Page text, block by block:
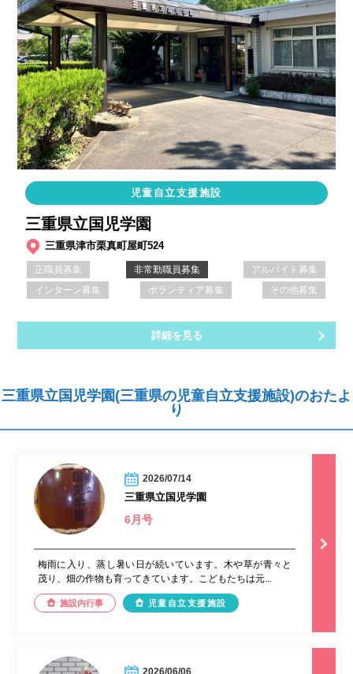
児童自立支援施設
三重県立国児学園
三重県津市栗真町屋町524
正職員募集 非常勤職員募集
アルバイト募集
インターン募集
ボランティア募集 その他募集
詳細を見る
三重県立国児学園(三重県の児童自立支援施設)のおたよ
り
2026/07/14
三重県立国児学園
6月号
梅雨に入り、蒸し暑い日が続いています。木や草が青々と
茂り、畑の作物も育ってきています。こどもたちは元...
施設内行事 児童自立支援施設
2026/06/06